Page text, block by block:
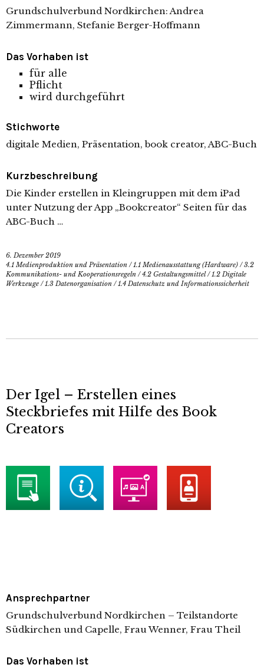
Grundschulverbund Nordkirchen: Andrea
Zimmermann, Stefanie Berger-Hoffmann
Das Vorhaben ist
für alle
Pflicht
wird durchgeführt
Stichworte
digitale Medien, Präsentation, book creator, ABC-Buch
Kurzbeschreibung
Die Kinder erstellen in Kleingruppen mit dem iPad
unter Nutzung der App „Bookcreator“ Seiten für das
ABC-Buch …
6. Dezember 2019
4.1 Medienproduktion und Präsentation /1.1 Medienausstattung (Hardware) /3.2
Kommunikations- und Kooperationsregeln /4.2 Gestaltungsmittel/1.2 Digitale
Werkzeuge /1.3 Datenorganisation /1.4 Datenschutz und Informationssicherheit
Der Igel – Erstellen eines
Steckbriefes mit Hilfe des Book
Creators
Ansprechpartner
Grundschulverbund Nordkirchen – Teilstandorte
Südkirchen und Capelle, Frau Wenner, Frau Theil
Das Vorhaben ist